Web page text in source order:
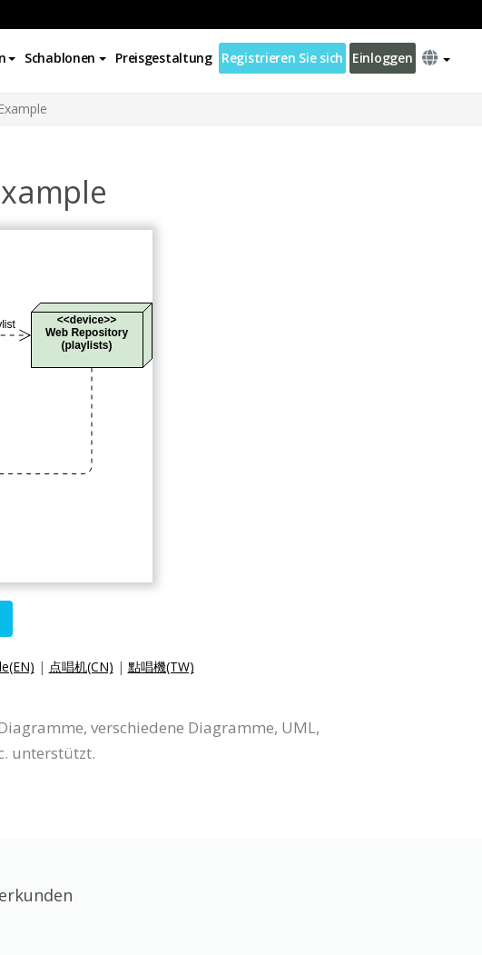
Schablonen Preisgestaltung Registrieren Sie sich Einloggen
| 点唱机(CN) | 點唱機(TW)
verschiedene Diagramme, UML,
unterstützt.